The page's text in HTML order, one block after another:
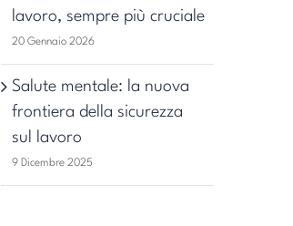
lavoro, sempre più cruciale
20 Gennaio 2026
Salute mentale: la nuova
frontiera della sicurezza
sul lavoro
9 Dicembre 2025